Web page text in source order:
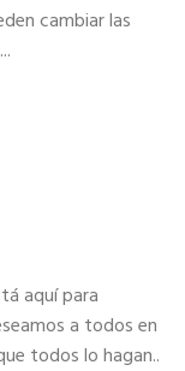
cambiar las
aquí para
a todos en
todos lo hagan..